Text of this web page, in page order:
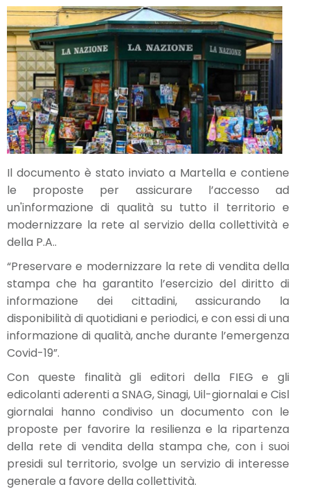
Il documento è stato inviato a Martella e contiene
le proposte per assicurare l’accesso ad
un'informazione di qualità su tutto il territorio e
modernizzare la rete al servizio della collettività e
della P.A..
“Preservare e modernizzare la rete di vendita della
stampa che ha garantito l’esercizio del diritto di
informazione dei cittadini, assicurando la
disponibilità di quotidiani e periodici, e con essi di una
informazione di qualità, anche durante l’emergenza
Covid-19”.
Con queste finalità gli editori della FIEG e gli
edicolanti aderenti a SNAG, Sinagi, Uil-giornalai e Cisl
giornalai hanno condiviso un documento con le
proposte per favorire la resilienza e la ripartenza
della rete di vendita della stampa che, con i suoi
presidi sul territorio, svolge un servizio di interesse
generale a favore della collettività.